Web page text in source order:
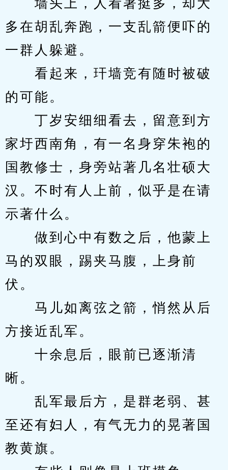
墙头上，人看著挺多，却大
多在胡乱奔跑，一支乱箭便吓的
一群人躲避。
看起来，玕墙竞有随时被破
的可能。
丁岁安细细看去，留意到方
家圩西南角，有一名身穿朱袍的
国教修士，身旁站著几名壮硕大
汉。不时有人上前，似乎是在请
示著什么。
做到心中有数之后，他蒙上
马的双眼，踢夹马腹，上身前
伏。
马儿如离弦之箭，悄然从后
方接近乱军。
十余息后，眼前已逐渐清
晰。
乱军最后方，是群老弱、甚
至还有妇人，有气无力的晃著国
教黄旗。